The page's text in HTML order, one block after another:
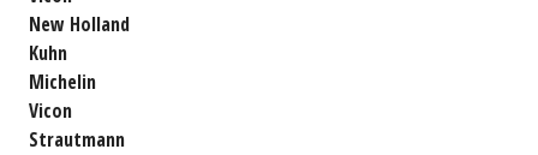
New Holland
Kuhn
Michelin
Vicon
Strautmann